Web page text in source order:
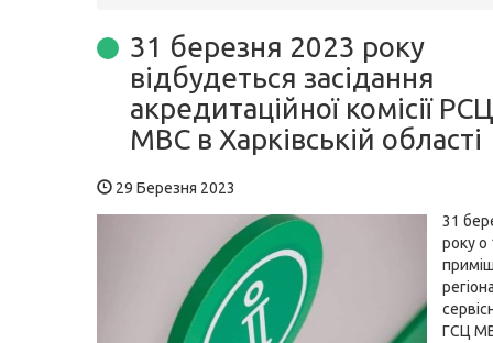
31 березня 2023 року
відбудеться засідання
акредитаційної комісії
МВС в Харківській області
29 Березня 2023
31
року о
ГСЦ